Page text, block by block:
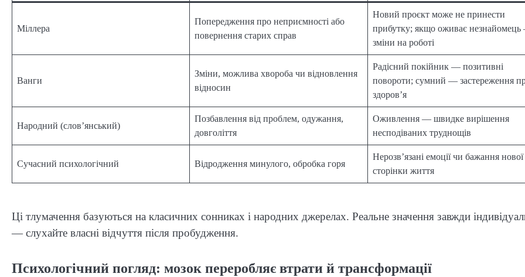
Міллера
Попередження про неприємності або
повернення старих справ
Новий проєкт може не принести
прибутку; якщо оживає
зміни на роботі
Ванги
Зміни, можлива хвороба чи відновлення
відносин
Радісний покійник — позитивні
повороти; сумний — застереження
здоров’я
Народний (слов’янський)
Позбавлення від проблем, одужання,
довголіття
Оживлення — швидке вирішення
несподіваних труднощів
Сучасний психологічний Відродження минулого, обробка горя
Нерозв’язані емоції чи бажання нової
сторінки життя
Ці тлумачення базуються на класичних сонниках і народних джерелах. Реальне значення завжди
— слухайте власні відчуття після пробудження.
Психологічний погляд: мозок переробляє втрати й трансформації